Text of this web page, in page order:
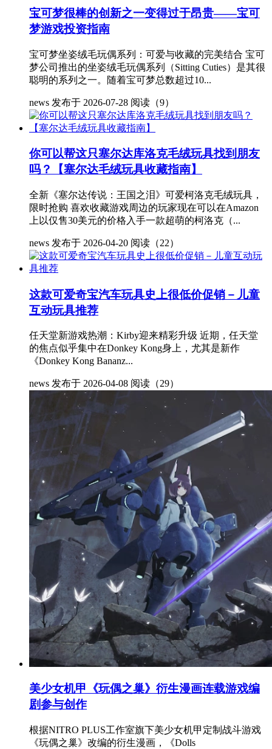
宝可梦很棒的创新之一变得过于昂贵——宝可
梦游戏投资指南
宝可梦坐姿绒毛玩偶系列：可爱与收藏的完美结合 宝可
梦公司推出的坐姿绒毛玩偶系列（Sitting Cuties）是其很
聪明的系列之一。随着宝可梦总数超过10...
news 发布于 2026-07-28 阅读（9）
你可以帮这只塞尔达库洛克毛绒玩具找到朋友
吗？【塞尔达毛绒玩具收藏指南】
全新《塞尔达传说：王国之泪》可爱柯洛克毛绒玩具，
限时抢购 喜欢收藏游戏周边的玩家现在可以在Amazon
上以仅售30美元的价格入手一款超萌的柯洛克（...
news 发布于 2026-04-20 阅读（22）
这款可爱奇宝汽车玩具史上很低价促销－儿童
互动玩具推荐
任天堂新游戏热潮：Kirby迎来精彩升级 近期，任天堂
的焦点似乎集中在Donkey Kong身上，尤其是新作
《Donkey Kong Bananz...
news 发布于 2026-04-08 阅读（29）
美少女机甲《玩偶之巢》衍生漫画连载游戏编
剧参与创作
根据NITRO PLUS工作室旗下美少女机甲定制战斗游戏
《玩偶之巢》改编的衍生漫画，《Dolls